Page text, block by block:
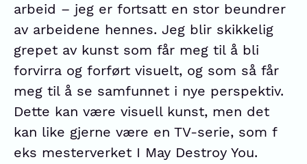
arbeid – jeg er fortsatt en stor beundrer
av arbeidene hennes. Jeg blir skikkelig
grepet av kunst som får meg til å bli
forvirra og forført visuelt, og som så får
meg til å se samfunnet i nye perspektiv.
Dette kan være visuell kunst, men det
kan like gjerne være en TV-serie, som f
eks mesterverket I May Destroy You.